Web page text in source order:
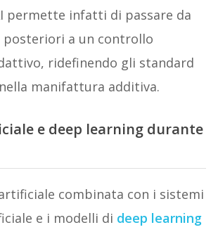
permette infatti di passare da
a un controllo
ridefinendo gli standard
manifattura additiva.
e deep learning durante
combinata con i sistemi
e i modelli di deep learning